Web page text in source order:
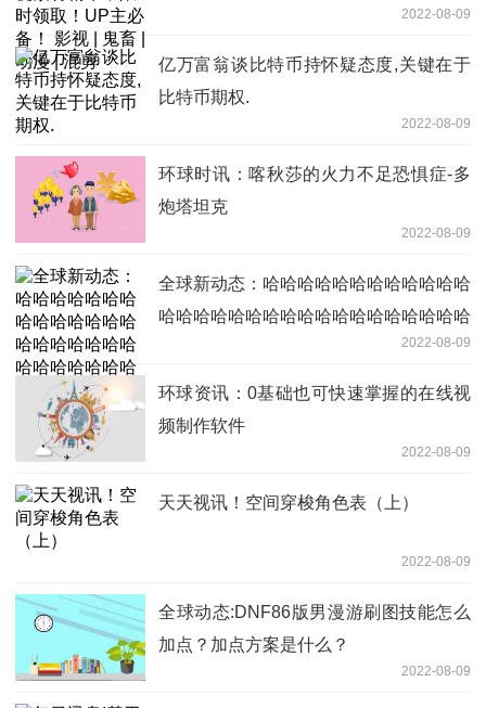
2022-08-09
亿万富翁谈比特币持怀疑态度,关键在于
比特币期权.
2022-08-09
环球时讯：喀秋莎的火力不足恐惧症-多
炮塔坦克
2022-08-09
全球新动态：哈哈哈哈哈哈哈哈哈哈哈哈
哈哈哈哈哈哈哈哈哈哈哈哈哈哈哈哈哈哈
2022-08-09
环球资讯：0基础也可快速掌握的在线视
频制作软件
2022-08-09
天天视讯！空间穿梭角色表（上）
2022-08-09
全球动态:DNF86版男漫游刷图技能怎么
加点？加点方案是什么？
2022-08-09